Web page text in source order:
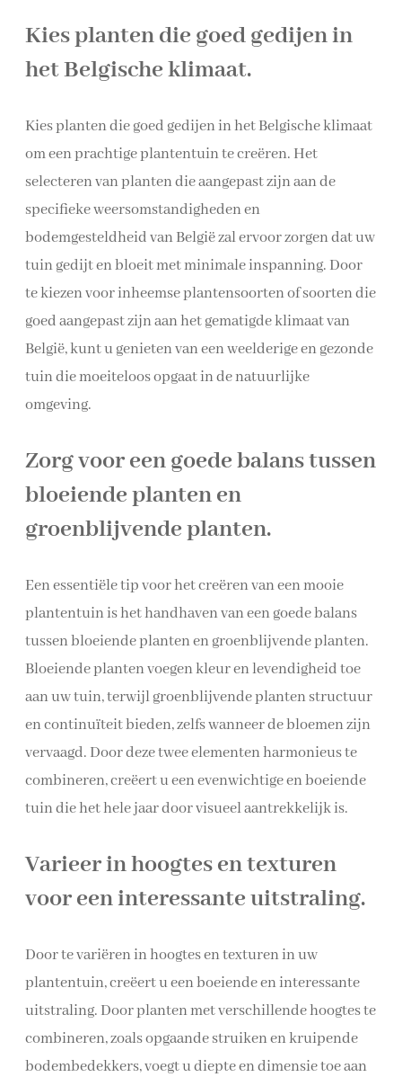
Kies planten die goed gedijen in
het Belgische klimaat.
Kies planten die goed gedijen in het Belgische klimaat
om een prachtige plantentuin te creëren. Het
selecteren van planten die aangepast zijn aan de
specifieke weersomstandigheden en
bodemgesteldheid van België zal ervoor zorgen dat uw
tuin gedijt en bloeit met minimale inspanning. Door
te kiezen voor inheemse plantensoorten of soorten die
goed aangepast zijn aan het gematigde klimaat van
België, kunt u genieten van een weelderige en gezonde
tuin die moeiteloos opgaat in de natuurlijke
omgeving.
Zorg voor een goede balans tussen
bloeiende planten en
groenblijvende planten.
Een essentiële tip voor het creëren van een mooie
plantentuin is het handhaven van een goede balans
tussen bloeiende planten en groenblijvende planten.
Bloeiende planten voegen kleur en levendigheid toe
aan uw tuin, terwijl groenblijvende planten structuur
en continuïteit bieden, zelfs wanneer de bloemen zijn
vervaagd. Door deze twee elementen harmonieus te
combineren, creëert u een evenwichtige en boeiende
tuin die het hele jaar door visueel aantrekkelijk is.
Varieer in hoogtes en texturen
voor een interessante uitstraling.
Door te variëren in hoogtes en texturen in uw
plantentuin, creëert u een boeiende en interessante
uitstraling. Door planten met verschillende hoogtes te
combineren, zoals opgaande struiken en kruipende
bodembedekkers, voegt u diepte en dimensie toe aan